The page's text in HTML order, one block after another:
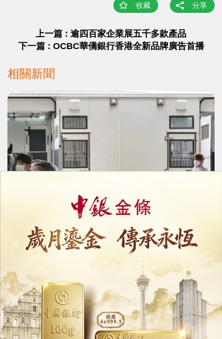
收藏 分享
上一篇 : 逾四百家企業展五千多款產品
下一篇 : OCBC華僑銀行香港全新品牌廣告首播
相關新聞
「馬臉識別」將跨境通關縮短至4.5小時
28/07/2026 26549